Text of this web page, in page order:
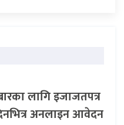
लागि इजाजतपत्र
अनलाइन आवेदन